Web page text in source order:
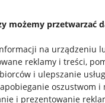
możemy przetwarzać
na urządzeniu
reklamy i treści,
i ulepszanie usług
oszustwom
i prezentowanie
sprzedających
kupujących